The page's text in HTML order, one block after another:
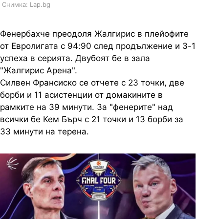
Снимка: Lap.bg
Фенербахче преодоля Жалгирис в плейофите
от Евролигата с 94:90 след продължение и 3-1
успеха в серията. Двубоят бе в зала
"Жалгирис Арена".
Силвен Франсиско се отчете с 23 точки, две
борби и 11 асистенции от домакините в
рамките на 39 минути. За "фенерите" над
всички бе Кем Бърч с 21 точки и 13 борби за
33 минути на терена.